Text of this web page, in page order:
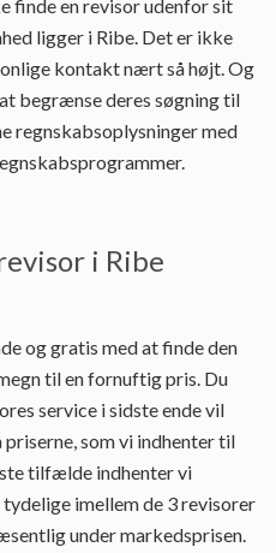
finde en revisor udenfor sit
ligger i Ribe. Det er ikke
kontakt nært så højt. Og
begrænse deres søgning til
regnskabsoplysninger med
i Ribe
og gratis med at finde den
til en fornuftig pris. Du
service i sidste ende vil
som vi indhenter til
tilfælde indhenter vi
imellem de 3 revisorer
under markedsprisen.